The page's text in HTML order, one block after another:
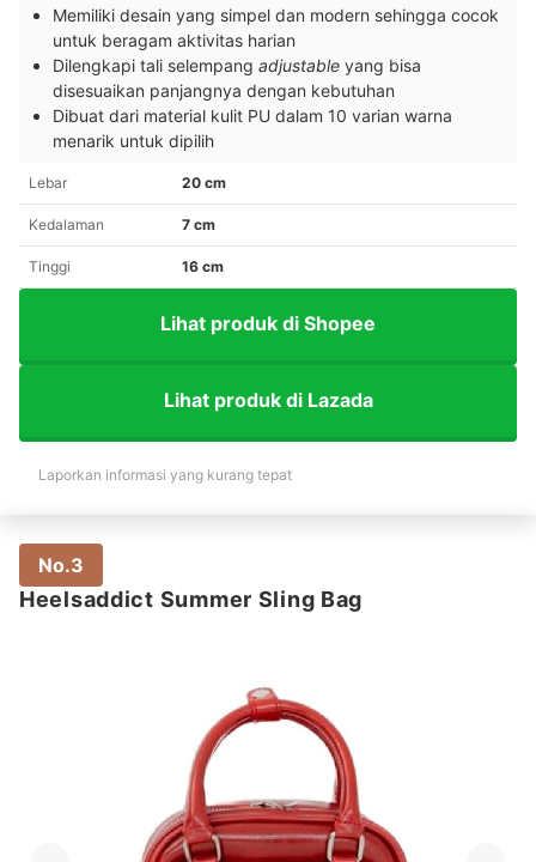
Memiliki desain yang simpel dan modern sehingga cocok
untuk beragam aktivitas harian
Dilengkapi tali selempang adjustable yang bisa
disesuaikan panjangnya dengan kebutuhan
Dibuat dari material kulit PU dalam 10 varian warna
menarik untuk dipilih
Lebar 20 cm
Kedalaman 7 cm
Tinggi 16 cm
Lihat produk di Shopee
Lihat produk di Lazada
Laporkan informasi yang kurang tepat
No.3
Heelsaddict Summer Sling Bag